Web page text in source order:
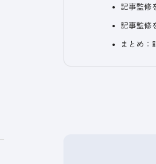
記事監修
記事監修
まとめ：